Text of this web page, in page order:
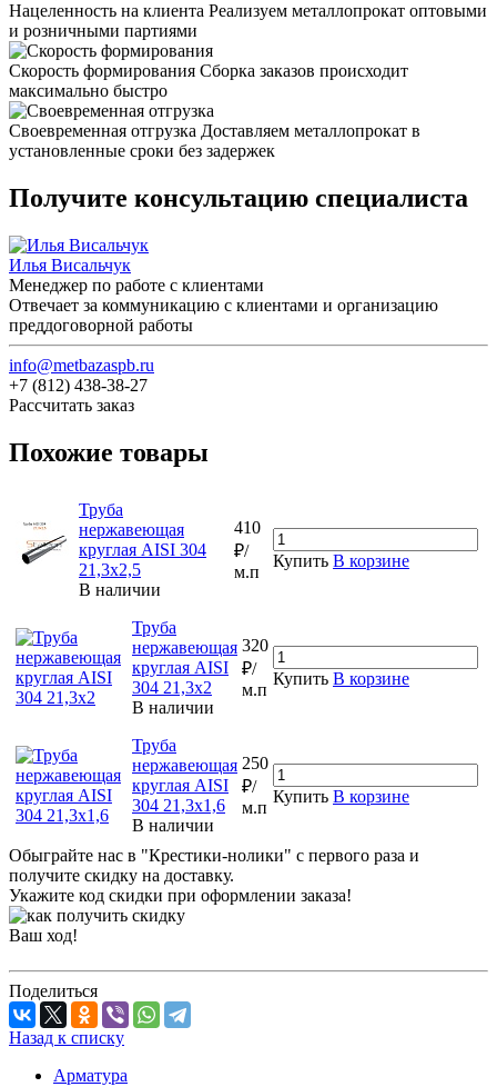
Нацеленность на клиента Реализуем металлопрокат оптовыми
и розничными партиями
Скорость формирования Сборка заказов происходит
максимально быстро
Своевременная отгрузка Доставляем металлопрокат в
установленные сроки без задержек
Получите консультацию специалиста
Илья Висальчук
Менеджер по работе с клиентами
Отвечает за коммуникацию с клиентами и организацию
преддоговорной работы
info@metbazaspb.ru
+7 (812) 438-38-27
Рассчитать заказ
Похожие товары
Труба
нержавеющая
круглая AISI 304
21,3х2,5
В наличии
410
₽/
м.п
Купить В корзине
Труба
нержавеющая
круглая AISI
304 21,3х2
В наличии
320
₽/
м.п
Купить В корзине
Труба
нержавеющая
круглая AISI
304 21,3х1,6
В наличии
250
₽/
м.п
Купить В корзине
Обыграйте нас в "Крестики-нолики" с первого раза и
получите скидку на доставку.
Укажите код скидки при оформлении заказа!
Ваш ход!
Поделиться
Назад к списку
Арматура